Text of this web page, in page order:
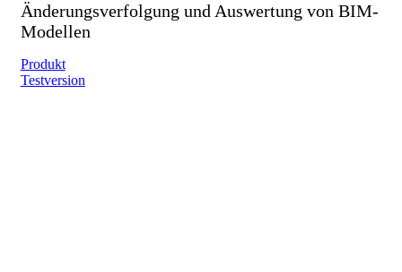
Änderungsverfolgung und Auswertung von BIM-
Modellen
Produkt
Testversion